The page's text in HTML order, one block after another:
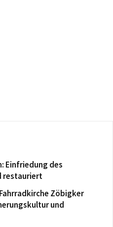
Einfriedung des
restauriert
Zöbigker
und